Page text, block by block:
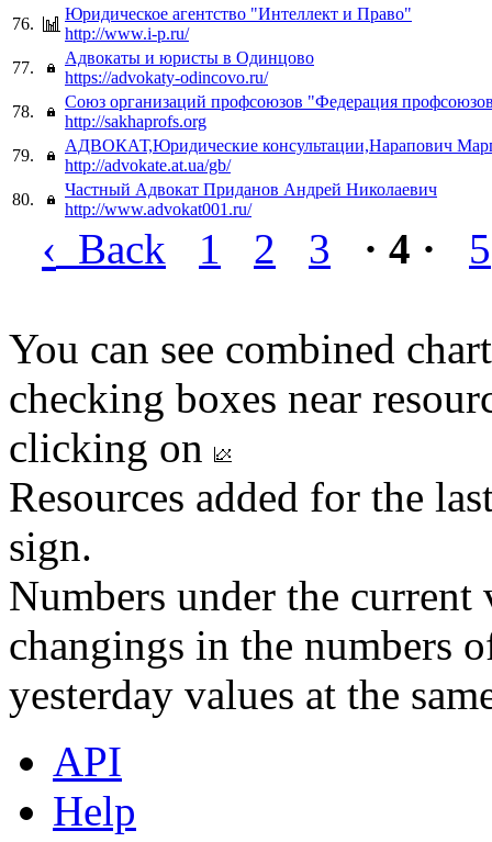
76.
Юридическое агентство "Интеллект и Право"
http://www.i-p.ru/
77.
Адвокаты и юристы в Одинцово
https://advokaty-odincovo.ru/
78.
Союз организаций профсоюзов "Федерация
http://sakhaprofs.org
79.
АДВОКАТ,Юридические консультации,Нарапович
http://advokate.at.ua/gb/
80.
Частный Адвокат Приданов Андрей Николаевич
http://www.advokat001.ru/
‹ Back 1 2 3 · 4 · 5
You can see combined
checking boxes near
clicking on
Resources added for the
sign.
Numbers under the
changings in the numbers
yesterday values at the
API
Help